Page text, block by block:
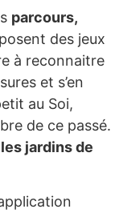
parcours,
des jeux
à reconnaitre
et s’en
au Soi,
de ce passé.
jardins de